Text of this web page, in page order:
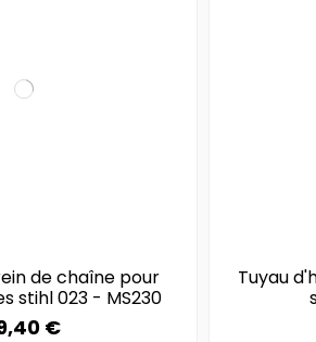
stihl 023 - MS230
de chaîne pour
stihl 023 - MS230
€
Tuyau